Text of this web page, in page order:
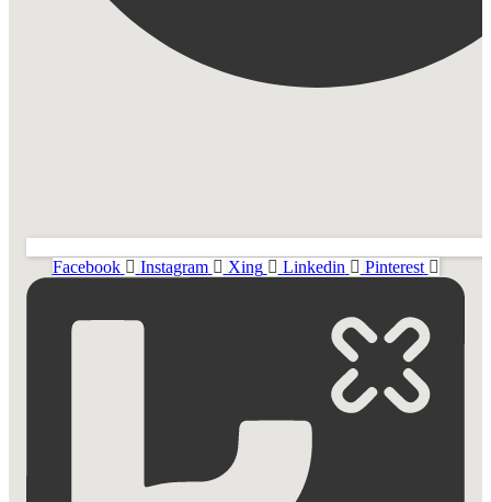
Facebook Instagram Xing Linkedin Pinterest